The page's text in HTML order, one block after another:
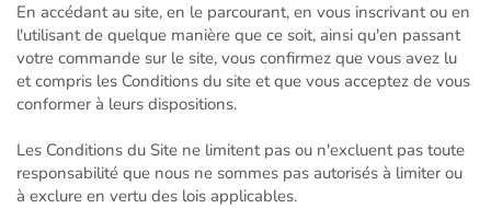
En accédant au site, en le parcourant, en vous inscrivant ou en
l'utilisant de quelque manière que ce soit, ainsi qu'en passant
votre commande sur le site, vous confirmez que vous avez lu
et compris les Conditions du site et que vous acceptez de vous
conformer à leurs dispositions.
Les Conditions du Site ne limitent pas ou n'excluent pas toute
responsabilité que nous ne sommes pas autorisés à limiter ou
à exclure en vertu des lois applicables.